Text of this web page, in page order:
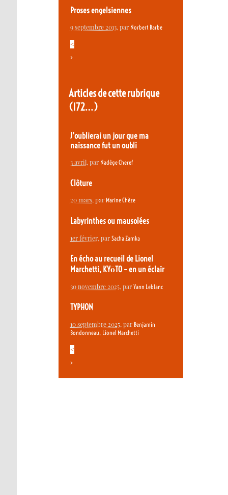
Proses engelsiennes
9 septembre 2013, par Norbert Barbe
<
>
Articles de cette rubrique
(172…)
J’oublierai un jour que ma
naissance fut un oubli
3 avril, par Nadège Cheref
Clôture
20 mars, par Marine Chèze
Labyrinthes ou mausolées
1er février, par Sacha Zamka
En écho au recueil de Lionel
Marchetti, KYōTO – en un éclair
30 novembre 2025, par Yann Leblanc
TYPHON
10 septembre 2025, par Benjamin
Bondonneau, Lionel Marchetti
<
>